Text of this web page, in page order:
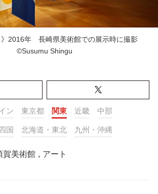
》2016年 長崎県美術館での展示時に撮影
©Susumu Shingu
ン 東京都 関東 近畿 中部
国 北海道・東北 九州・沖縄
賀美術館 , アート